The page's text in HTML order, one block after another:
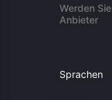
Werden Sie
Anbieter
Sprachen